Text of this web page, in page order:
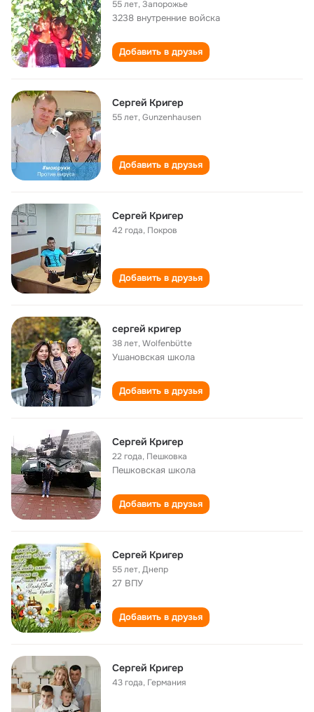
55 лет,Запорожье
3238 внутренние войска
Добавить в друзья
Сергей Кригер
55 лет,Gunzenhausen
Добавить в друзья
Сергей Кригер
42 года, Покров
Добавить в друзья
сергей кригер
38 лет,Wolfenbütte
Ушановская школа
Добавить в друзья
Сергей Кригер
22 года, Пешковка
Пешковская школа
Добавить в друзья
Cергей Кригер
55 лет,Днепр
27 ВПУ
Добавить в друзья
Сергей Кригер
43 года, Германия